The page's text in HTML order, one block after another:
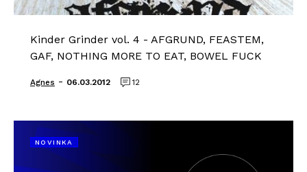
Kinder Grinder vol. 4 - AFGRUND, FEASTEM,
GAF, NOTHING MORE TO EAT, BOWEL FUCK
Agnes - 06.03.2012 12
NOVINKA